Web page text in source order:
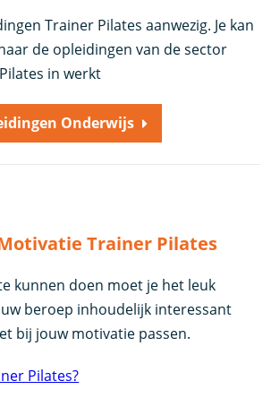
Trainer Pilates aanwezig. Je kan
de opleidingen van de sector
in werkt
Onderwijs
Trainer Pilates
kunnen doen moet je het leuk
beroep inhoudelijk interessant
bij jouw motivatie passen.
Pilates?